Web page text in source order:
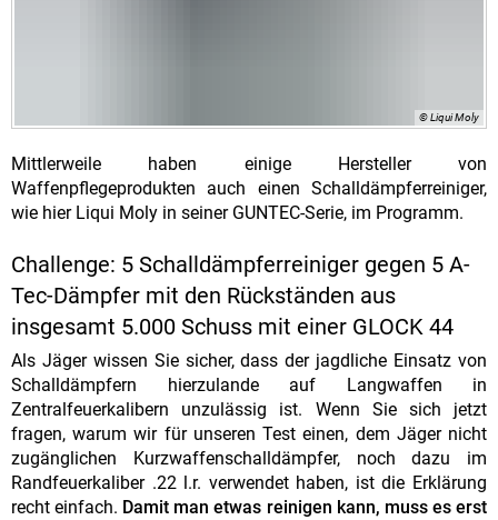
© Liqui Moly
Mittlerweile haben einige Hersteller von
Waffenpflegeprodukten auch einen Schalldämpferreiniger,
wie hier Liqui Moly in seiner GUNTEC-Serie, im Programm.
Challenge: 5 Schalldämpferreiniger gegen 5 A-
Tec-Dämpfer mit den Rückständen aus
insgesamt 5.000 Schuss mit einer GLOCK 44
Als Jäger wissen Sie sicher, dass der jagdliche Einsatz von
Schalldämpfern hierzulande auf Langwaffen in
Zentralfeuerkalibern unzulässig ist. Wenn Sie sich jetzt
fragen, warum wir für unseren Test einen, dem Jäger nicht
zugänglichen Kurzwaffenschalldämpfer, noch dazu im
Randfeuerkaliber .22 l.r. verwendet haben, ist die Erklärung
recht einfach. Damit man etwas reinigen kann, muss es erst